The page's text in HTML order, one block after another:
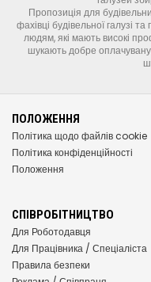
Пропозиція для
фахівці будівельної галузі
людям, які мають високі
шукають добре
ПОЛОЖЕННЯ
Політика щодо файлів cookie
Політика конфіденційності
Положення
СПІВРОБІТНИЦТВО
Для Роботодавця
Для Працівника / Спеціаліста
Правила безпеки